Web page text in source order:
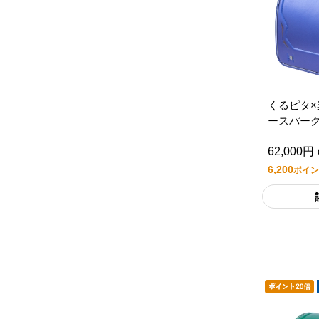
くるピタ
ースパー
62,000円
6,200ポイ